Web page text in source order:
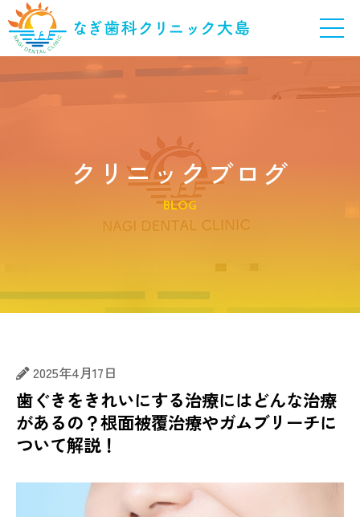
クリニックブログ
BLOG
2025年4月17日
歯ぐきをきれいにする治療にはどんな治療
があるの？根面被覆治療やガムブリーチに
ついて解説！